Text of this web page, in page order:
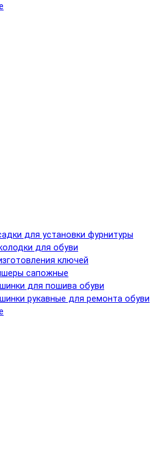
для установки фурнитуры
для обуви
ключей
сапожные
для пошива обуви
рукавные для ремонта обуви